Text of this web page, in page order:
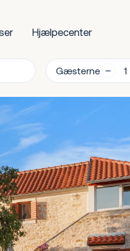
Hjælpecenter
Gæsterne